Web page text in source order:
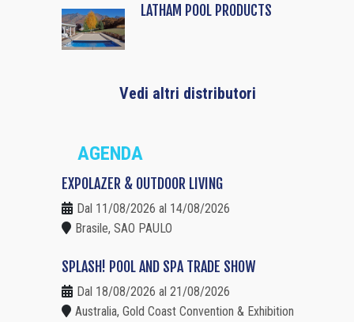
LATHAM POOL PRODUCTS
Vedi altri distributori
AGENDA
EXPOLAZER & OUTDOOR LIVING
Dal 11/08/2026 al 14/08/2026
Brasile, SAO PAULO
SPLASH! POOL AND SPA TRADE SHOW
Dal 18/08/2026 al 21/08/2026
Australia, Gold Coast Convention & Exhibition